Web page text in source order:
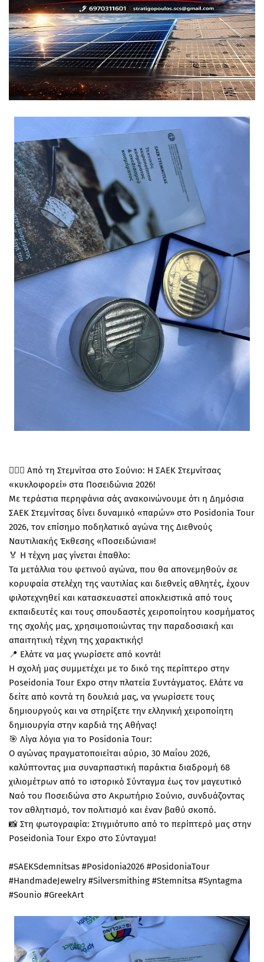
🚴‍♂️✨ Από τη Στεμνίτσα στο Σούνιο: Η ΣΑΕΚ Στεμνίτσας
«κυκλοφορεί» στα Ποσειδώνια 2026!
Με τεράστια περηφάνια σάς ανακοινώνουμε ότι η Δημόσια
ΣΑΕΚ Στεμνίτσας δίνει δυναμικό «παρών» στο Posidonia Tour
2026, τον επίσημο ποδηλατικό αγώνα της Διεθνούς
Ναυτιλιακής Έκθεσης «Ποσειδώνια»!
🏅 Η τέχνη μας γίνεται έπαθλο:
Τα μετάλλια του φετινού αγώνα, που θα απονεμηθούν σε
κορυφαία στελέχη της ναυτιλίας και διεθνείς αθλητές, έχουν
φιλοτεχνηθεί και κατασκευαστεί αποκλειστικά από τους
εκπαιδευτές και τους σπουδαστές χειροποίητου κοσμήματος
της σχολής μας, χρησιμοποιώντας την παραδοσιακή και
απαιτητική τέχνη της χαρακτικής!
📍 Ελάτε να μας γνωρίσετε από κοντά!
Η σχολή μας συμμετέχει με το δικό της περίπτερο στην
Poseidonia Tour Expo στην πλατεία Συντάγματος. Ελάτε να
δείτε από κοντά τη δουλειά μας, να γνωρίσετε τους
δημιουργούς και να στηρίξετε την ελληνική χειροποίητη
δημιουργία στην καρδιά της Αθήνας!
🎯 Λίγα λόγια για το Posidonia Tour:
Ο αγώνας πραγματοποιείται αύριο, 30 Μαΐου 2026,
καλύπτοντας μια συναρπαστική παράκτια διαδρομή 68
χιλιομέτρων από το ιστορικό Σύνταγμα έως τον μαγευτικό
Ναό του Ποσειδώνα στο Ακρωτήριο Σούνιο, συνδυάζοντας
τον αθλητισμό, τον πολιτισμό και έναν βαθύ σκοπό.
📸 Στη φωτογραφία: Στιγμιότυπο από το περίπτερό μας στην
Poseidonia Tour Expo στο Σύνταγμα!
#SAEKSdemnitsas #Posidonia2026 #PosidoniaTour
#HandmadeJewelry #Silversmithing #Stemnitsa #Syntagma
#Sounio #GreekArt